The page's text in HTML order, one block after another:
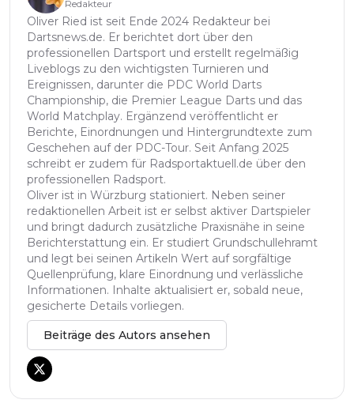
Redakteur
Oliver Ried ist seit Ende 2024 Redakteur bei
Dartsnews.de. Er berichtet dort über den
professionellen Dartsport und erstellt regelmäßig
Liveblogs zu den wichtigsten Turnieren und
Ereignissen, darunter die PDC World Darts
Championship, die Premier League Darts und das
World Matchplay. Ergänzend veröffentlicht er
Berichte, Einordnungen und Hintergrundtexte zum
Geschehen auf der PDC-Tour. Seit Anfang 2025
schreibt er zudem für Radsportaktuell.de über den
professionellen Radsport.
Oliver ist in Würzburg stationiert. Neben seiner
redaktionellen Arbeit ist er selbst aktiver Dartspieler
und bringt dadurch zusätzliche Praxisnähe in seine
Berichterstattung ein. Er studiert Grundschullehramt
und legt bei seinen Artikeln Wert auf sorgfältige
Quellenprüfung, klare Einordnung und verlässliche
Informationen. Inhalte aktualisiert er, sobald neue,
gesicherte Details vorliegen.
Beiträge des Autors ansehen